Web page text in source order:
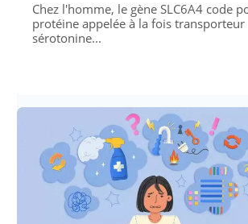
Chez l'homme, le gène SLC6A4 code
protéine appelée à la fois transporteur
sérotonine...